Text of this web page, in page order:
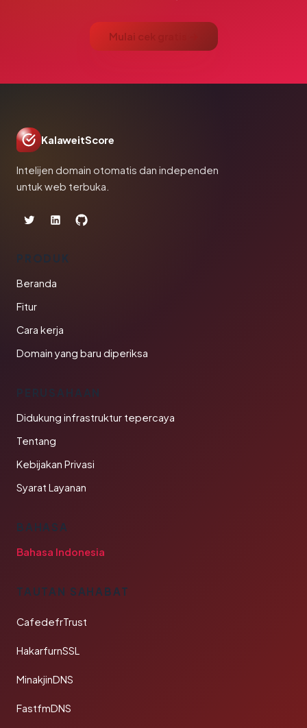
Mulai cek gratis →
KalaweitScore
Intelijen domain otomatis dan independen
untuk web terbuka.
PRODUK
Beranda
Fitur
Cara kerja
Domain yang baru diperiksa
PERUSAHAAN
Didukung infrastruktur tepercaya
Tentang
Kebijakan Privasi
Syarat Layanan
BAHASA
Bahasa Indonesia
TAUTAN SAHABAT
CafedefrTrust
HakarfurnSSL
MinakjinDNS
FastfmDNS